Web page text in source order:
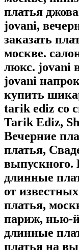
платья
jovani,
заказать
москве.
люкс. jovani
jovani
купить
tarik ediz со
Tarik Ediz,
Вечерние
платья,
выпускного.
длинные
от
платья,
париж, нью-
длинные
платья на